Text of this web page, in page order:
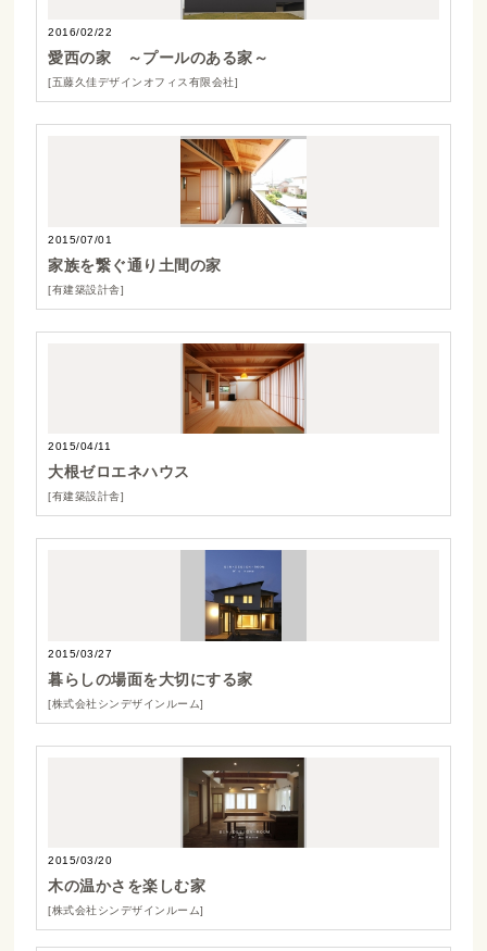
2016/02/22
愛西の家 ～プールのある家～
[五藤久佳デザインオフィス有限会社]
2015/07/01
家族を繋ぐ通り土間の家
[有建築設計舎]
2015/04/11
大根ゼロエネハウス
[有建築設計舎]
2015/03/27
暮らしの場面を大切にする家
[株式会社シンデザインルーム]
2015/03/20
木の温かさを楽しむ家
[株式会社シンデザインルーム]